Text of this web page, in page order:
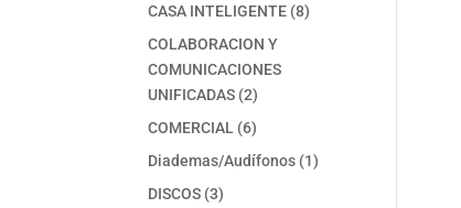
CASA INTELIGENTE 88
COLABORACION Y
COMUNICACIONES
UNIFICADAS 22
productos
COMERCIAL 66
productos
Diademas/Audífonos 11
DISCOS 33